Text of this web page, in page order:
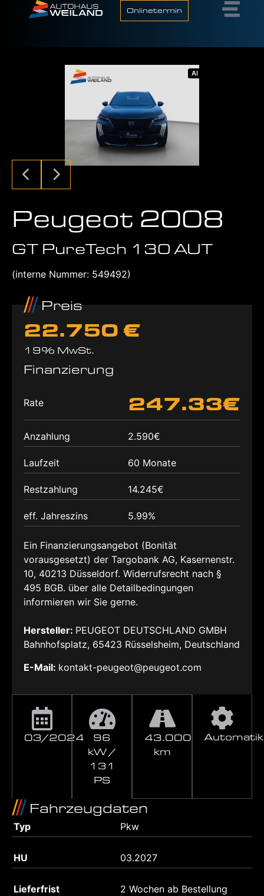
Onlinetermin
AI
Peugeot 2008
GT PureTech 130 AUT
(interne Nummer: 549492)
03/2024
96
kW /
131
PS
43.000
km
Automatik
Fahrzeugdaten
Typ Pkw
HU 03.2027
Lieferfrist 2 Wochen ab Bestellung
Preis
22.750 €
19% MwSt.
Finanzierung
Rate 247.33€
Anzahlung 2.590€
Laufzeit 60 Monate
Restzahlung 14.245€
eff. Jahreszins 5.99%
Ein Finanzierungsangebot (Bonität
vorausgesetzt) der Targobank AG, Kasernenstr.
10, 40213 Düsseldorf. Widerrufsrecht nach §
495 BGB. über alle Detailbedingungen
informieren wir Sie gerne.
Hersteller: PEUGEOT DEUTSCHLAND GMBH
Bahnhofsplatz, 65423 Rüsselsheim, Deutschland
E-Mail: kontakt-peugeot@peugeot.com